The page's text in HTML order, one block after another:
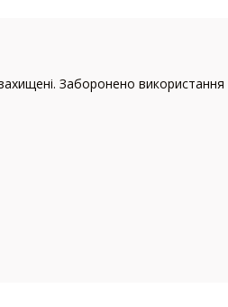
Заборонено використання